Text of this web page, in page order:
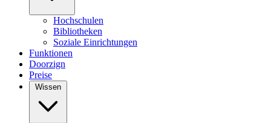
Hochschulen
Bibliotheken
Soziale Einrichtungen
Funktionen
Doorzign
Preise
Wissen